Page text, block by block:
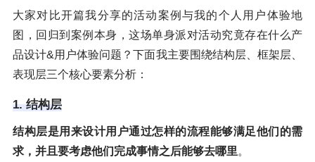
大家对比开篇我分享的活动案例与我的个人用户体验地
图，回归到案例本身，这场单身派对活动究竟存在什么产
品设计&用户体验问题？下面我主要围绕结构层、框架层、
表现层三个核心要素分析：
1. 结构层
结构层是用来设计用户通过怎样的流程能够满足他们的需
求，并且要考虑他们完成事情之后能够去哪里。